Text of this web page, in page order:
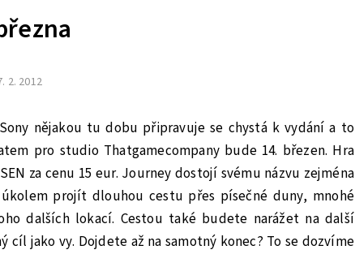
2. 2012
nějakou tu dobu připravuje se chystá k vydání a to
pro studio Thatgamecompany bude 14. březen. Hra
za cenu 15 eur. Journey dostojí svému názvu zejména
projít dlouhou cestu přes písečné duny, mnohé
dalších lokací. Cestou také budete narážet na další
jako vy. Dojdete až na samotný konec? To se dozvíme